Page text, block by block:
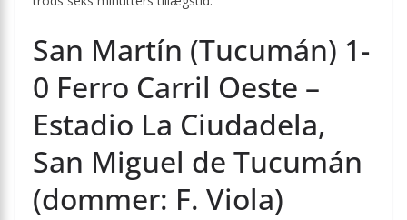
San Martín (Tucumán) 1-
0 Ferro Carril Oeste –
Estadio La Ciudadela,
San Miguel de Tucumán
(dommer: F. Viola)